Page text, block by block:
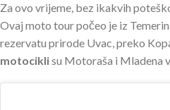
Za ovo vrijeme, bez ikakvih
Ovaj moto tour počeo je iz
rezervatu prirode Uvac, preko
motociklisu Motoraša i Mladena